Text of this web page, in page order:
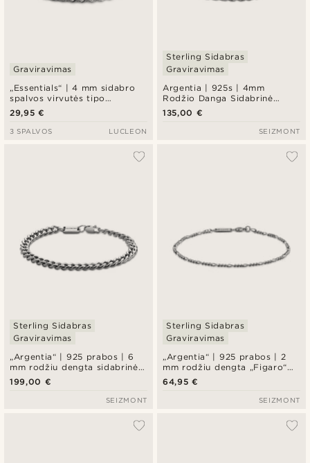
„Essentials“ | 4 mm sidabro
spalvos virvutės tipo
grandinėlės apyrankė
Graviravimas
29,95 €
3 SPALVOS LUCLEON
Argentia | 925s | 4mm
Rodžio Danga Sidabrinė
Virvės Apyrankė
Sterling Sidabras
Graviravimas
135,00 €
SEIZMONT
„Argentia“ | 925 prabos | 6
mm rodžiu dengta sidabrinė
„Curb“ apyrankė
Sterling Sidabras
Graviravimas
199,00 €
SEIZMONT
„Argentia“ | 925 prabos | 2
mm rodžiu dengta „Figaro“
sidabrinė apyrankė
Sterling Sidabras
Graviravimas
64,95 €
SEIZMONT